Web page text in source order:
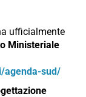
ufficialmente
Ministeriale
agenda-sud/